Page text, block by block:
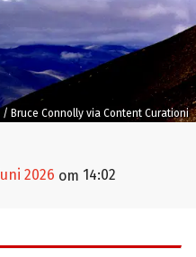
Bruce Connolly via Content Curationi
2026 om 14:02